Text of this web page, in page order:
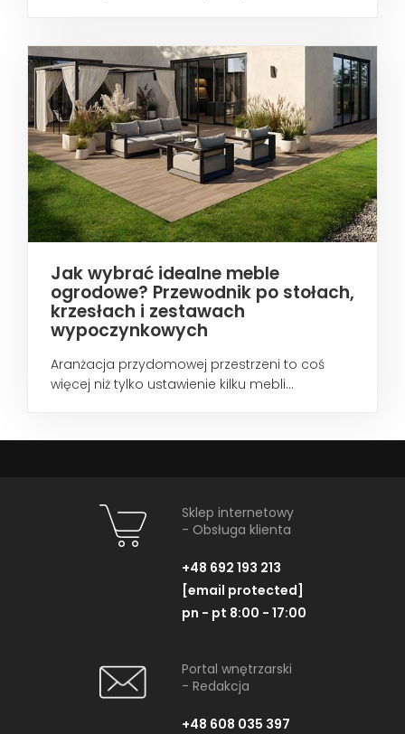
Jak wybrać idealne meble
ogrodowe? Przewodnik po stołach,
krzesłach i zestawach
wypoczynkowych
Aranżacja przydomowej przestrzeni to coś
więcej niż tylko ustawienie kilku mebli...
Sklep internetowy
- Obsługa klienta
+48 692 193 213
[email protected]
pn - pt 8:00 - 17:00
Portal wnętrzarski
- Redakcja
+48 608 035 397